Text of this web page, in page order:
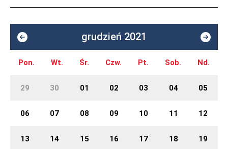
grudzień 2021
Pon. Wt. Śr. Czw. Pt. Sob. Nd.
29 30 01 02 03 04 05
06 07 08 09 10 11 12
13 14 15 16 17 18 19